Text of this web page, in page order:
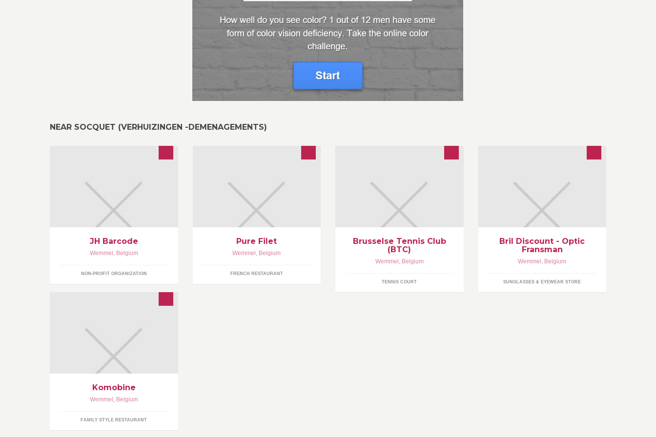
NEAR SOCQUET (VERHUIZINGEN -DEMENAGEMENTS)
Jeughuis Barcode, elke vrijdagavond
open vanaf 21u. Pintjes en feestjes
aan goedkope prijzen. Adres:
steenweg op brussel 115, 1780
Wemmel (aan kvk wemmel)
JH Barcode
Wemmel , Belgium
NON-PROFIT ORGANIZATION
Restaurant in Brussel (Wemmel) -
Regionale producten,
marktgerechten en grillades in een
volledig vernieuwd en gezellig kader.
Pure Filet
Wemmel , Belgium
FRENCH RESTAURANT
Blijf op de hoogte van alle
gebeurtenissen en evenementen op
onze tennisclub
Brusselse Tennis Club
(BTC)
Wemmel , Belgium
TENNIS COURT
Optiekzaak, waar de producten
rechtstreeks van de fabrikant komen.
Een zelfstandige opticien met
discount prijzen dus.
Bril Discount - Optic
Fransman
Wemmel , Belgium
SUNGLASSES & EYEWEAR STORE
Une brasserie-restaurant unique à
Bruxelles aux multiples concepts au
cadre feutré et original
Komobine
Wemmel , Belgium
FAMILY STYLE RESTAURANT